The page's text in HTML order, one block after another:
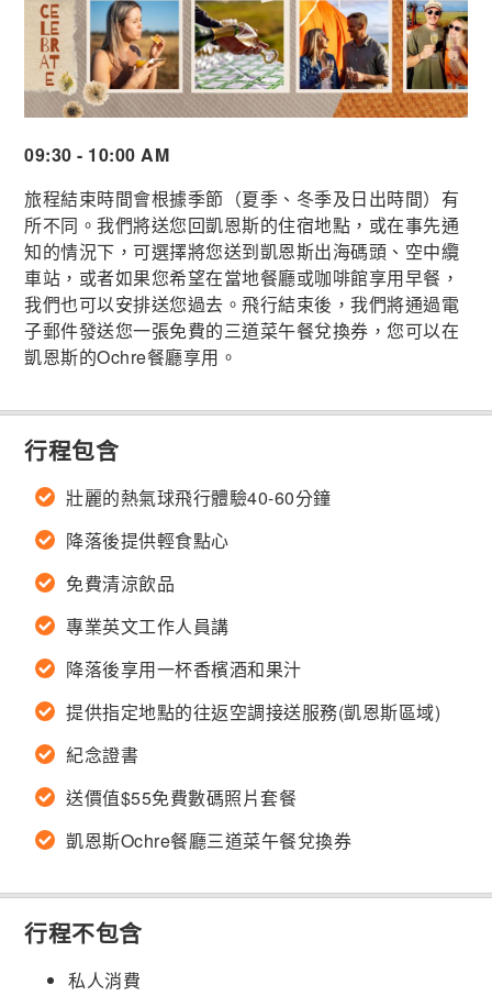
09:30 - 10:00 AM
旅程結束時間會根據季節（夏季、冬季及日出時間）有
所不同。我們將送您回凱恩斯的住宿地點，或在事先通
知的情況下，可選擇將您送到凱恩斯出海碼頭、空中纜
車站，或者如果您希望在當地餐廳或咖啡館享用早餐，
我們也可以安排送您過去。飛行結束後，我們將通過電
子郵件發送您一張免費的三道菜午餐兌換券，您可以在
凱恩斯的Ochre餐廳享用。
行程包含
壯麗的熱氣球飛行體驗40-60分鐘
降落後提供輕食點心
免費清涼飲品
專業英文工作人員講
降落後享用一杯香檳酒和果汁
提供指定地點的往返空調接送服務(凱恩斯區域)
紀念證書
送價值$55免費數碼照片套餐
凱恩斯Ochre餐廳三道菜午餐兌換券
行程不包含
私人消費